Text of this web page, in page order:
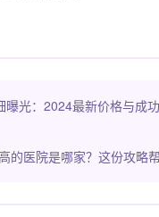
曝光：2024最新价格与成
的医院是哪家？这份攻略